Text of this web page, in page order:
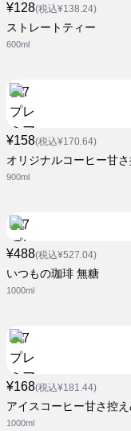
¥128(税込¥138.24)
ストレートティー
600ml
¥158(税込¥170.64)
オリジナルコーヒー甘
900ml
¥488(税込¥527.04)
いつもの珈琲 無糖
1000ml
¥168(税込¥181.44)
アイスコーヒー甘さ控え
1000ml